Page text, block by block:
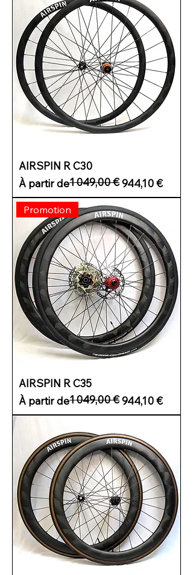
AIRSPIN R C30
À partir de
Prix original1 049,00 €944,10 €
Prix promotionnel
Promotion
AIRSPIN R C35
À partir de
Prix original1 049,00 €944,10 €
Prix promotionnel